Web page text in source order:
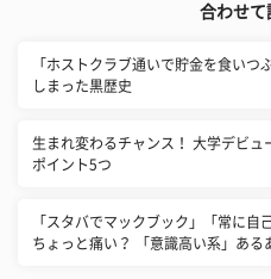
合わせて
「ホストクラブ通いで貯金を食いつ
しまった黒歴史
生まれ変わるチャンス！ 大学デビュ
ポイント5つ
「スタバでマックブック」「常に自
ちょっと痛い？ 「意識高い系」ある